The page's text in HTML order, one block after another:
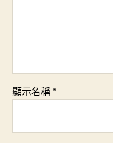
顯示名稱*